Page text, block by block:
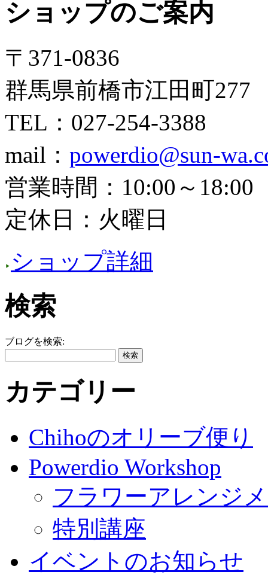
ショップのご案内
〒371-0836
群馬県前橋市江田町277
TEL：027-254-3388
mail： powerdio@sun-
営業時間：10:00～18:00
定休日：火曜日
ショップ詳細
検索
ブログを検索:
カテゴリー
Chihoのオリーブ便り
Powerdio Workshop
フラワーアレンジ
特別講座
イベントのお知らせ